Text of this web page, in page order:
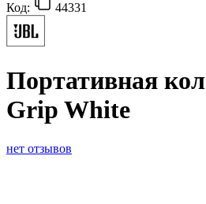
Код: 44331
Портативная
Grip White
нет отзывов